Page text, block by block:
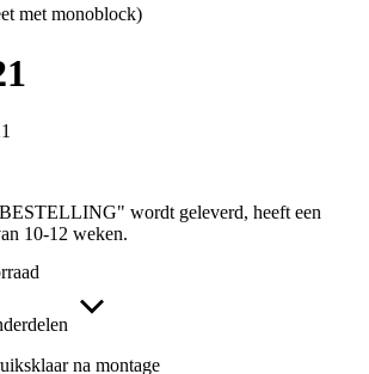
met monoblock)
wordt geleverd, heeft een
10-12 weken.
na montage